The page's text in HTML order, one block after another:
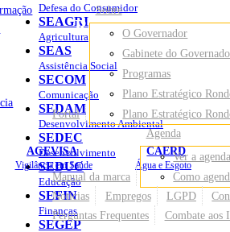
Rondônia
AGEVISA
Vigilância em Saúde
CAERD
Água e Esgoto
Portal
Sobre
O Governador
Gabinete do
Programas
Plano Estratégico
Plano Estratégico
Manual da marca
Agenda
Ver a agenda
Como
Notícias
Empregos LGPD
Perguntas Frequentes
Combate aos
Defesa do Consumidor
SEAGRI
Agricultura
SEAS
Assistência Social
SECOM
Comunicação
SEDAM
Desenvolvimento Ambiental
SEDEC
Desenvolvimento
SEDUC
Educação
SEFIN
Finanças
SEGEP